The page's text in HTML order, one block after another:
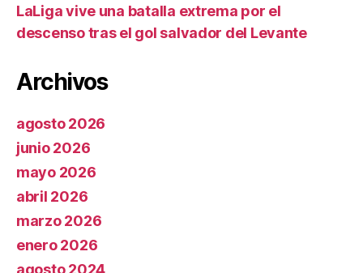
LaLiga vive una batalla extrema por el
descenso tras el gol salvador del Levante
Archivos
agosto 2026
junio 2026
mayo 2026
abril 2026
marzo 2026
enero 2026